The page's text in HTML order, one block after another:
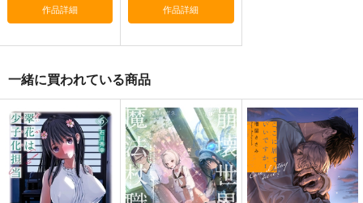
ひびめし 古舘くれ
あ 防水ステッカー
440円（税込）
その他 古舘くれあ
サンプル
ひびめし 河合まこ 防
水ステッカー
コパン
440円（税込）
その他 河合まこ
サンプル
逆襲
扶桑新聞千葉支社
3,929 円 （税込）
ストライクウィッチーズ
穴拭智子
迫水ハルカ
エリザベス・F・ビューリング
サンプル
作品詳細 作品詳細
一緒に買われている商品